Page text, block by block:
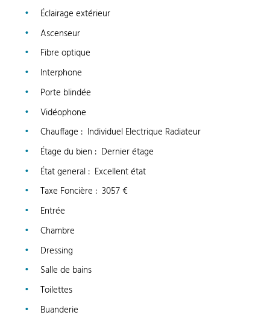
Éclairage extérieur
Ascenseur
Fibre optique
Interphone
Porte blindée
Vidéophone
Chauffage : Individuel Electrique Radiateur
Étage du bien : Dernier étage
État general: Excellent état
Taxe Foncière : 3057 €
Entrée
Chambre
Dressing
Salle de bains
Toilettes
Buanderie